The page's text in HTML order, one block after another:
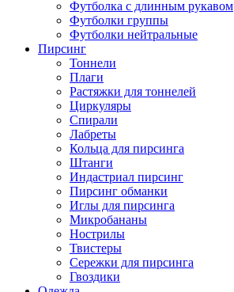
Футболка с длинным рукавом
Футболки группы
Футболки нейтральные
Пирсинг
Тоннели
Плаги
Растяжки для тоннелей
Циркуляры
Спирали
Лабреты
Кольца для пирсинга
Штанги
Индастриал пирсинг
Пирсинг обманки
Иглы для пирсинга
Микробананы
Нострилы
Твистеры
Сережки для пирсинга
Гвоздики